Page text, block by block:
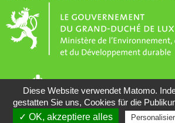
Diese Website verwendet Matomo.
gestatten Sie uns, Cookies für die
✓ OK, akzeptiere alles